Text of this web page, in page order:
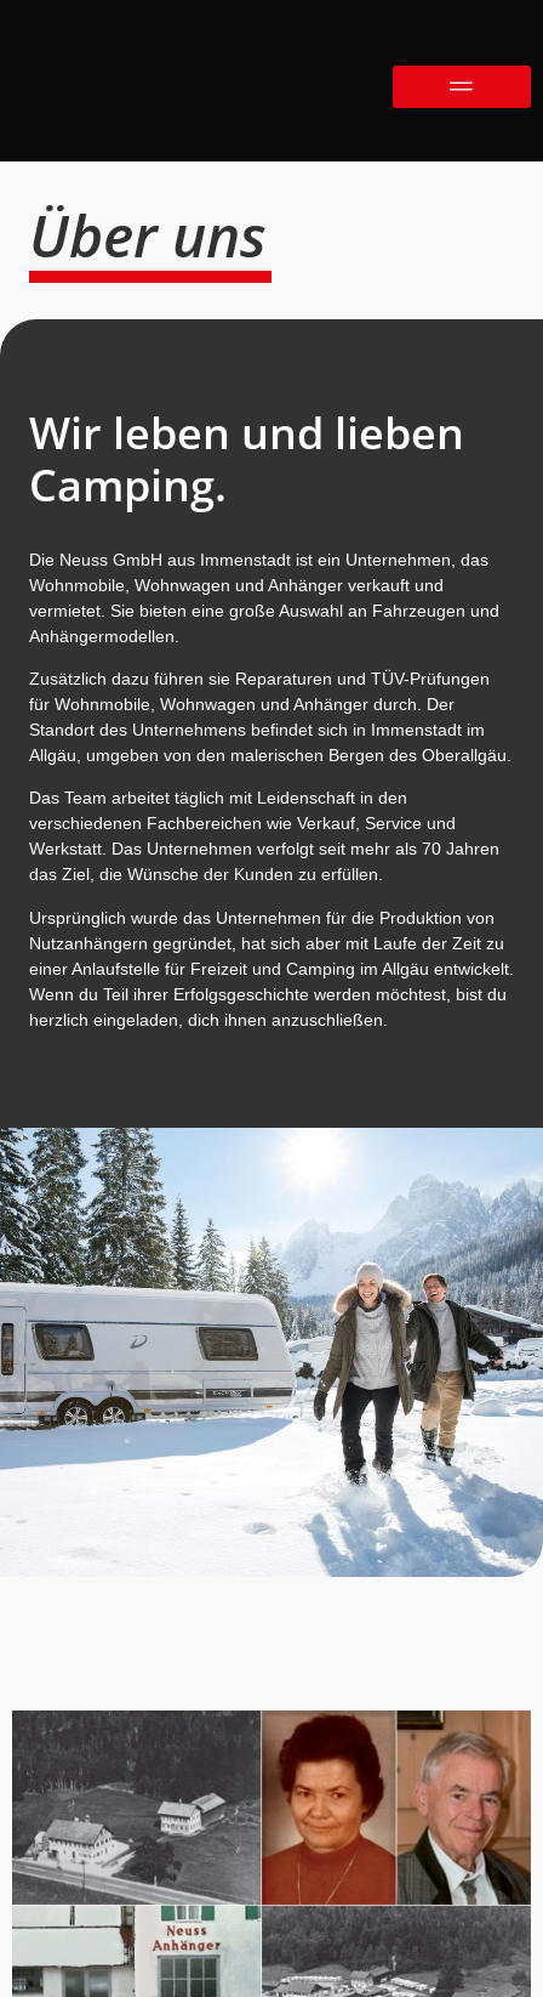
Über uns
Wir leben und lieben
Camping.
Die Neuss GmbH aus Immenstadt ist ein Unternehmen, das
Wohnmobile, Wohnwagen und Anhänger verkauft und
vermietet. Sie bieten eine große Auswahl an Fahrzeugen und
Anhängermodellen.
Zusätzlich dazu führen sie Reparaturen und TÜV-Prüfungen
für Wohnmobile, Wohnwagen und Anhänger durch. Der
Standort des Unternehmens befindet sich in Immenstadt im
Allgäu, umgeben von den malerischen Bergen des Oberallgäu.
Das Team arbeitet täglich mit Leidenschaft in den
verschiedenen Fachbereichen wie Verkauf, Service und
Werkstatt. Das Unternehmen verfolgt seit mehr als 70 Jahren
das Ziel, die Wünsche der Kunden zu erfüllen.
Ursprünglich wurde das Unternehmen für die Produktion von
Nutzanhängern gegründet, hat sich aber mit Laufe der Zeit zu
einer Anlaufstelle für Freizeit und Camping im Allgäu entwickelt.
Wenn du Teil ihrer Erfolgsgeschichte werden möchtest, bist du
herzlich eingeladen, dich ihnen anzuschließen.